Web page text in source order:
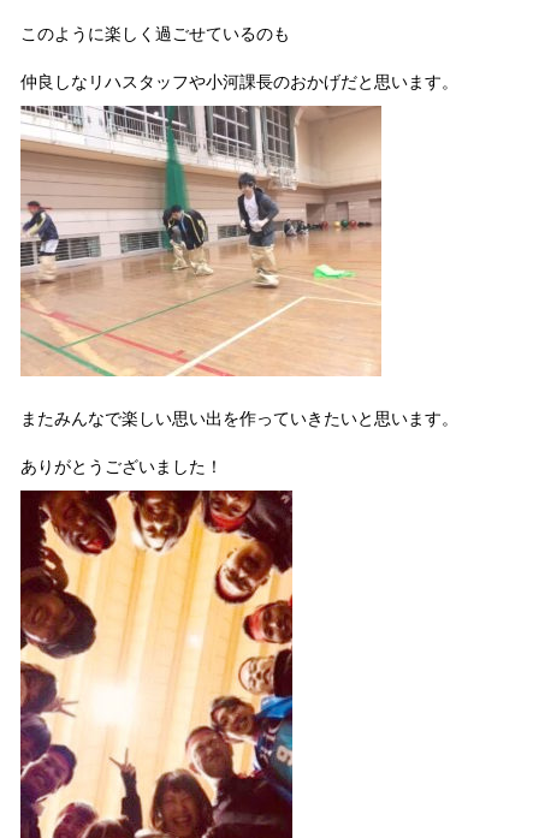
このように楽しく過ごせているのも
仲良しなリハスタッフや小河課長のおかげだと思います。
またみんなで楽しい思い出を作っていきたいと思います。
ありがとうございました！